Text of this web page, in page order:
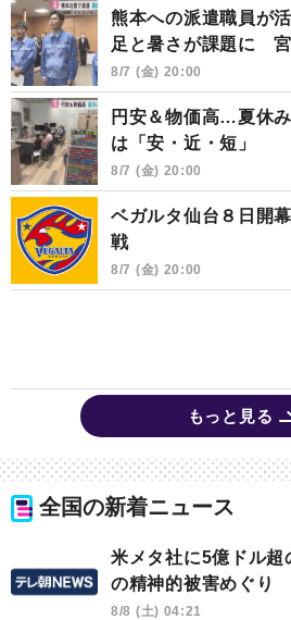
熊本への派遣職員が
足と暑さが課題に
8/7 (金) 20:00
円安＆物価高…夏休
は「安・近・短」
8/7 (金) 20:00
ベガルタ仙台８日開
戦
8/7 (金) 20:00
もっと見る
全国の新着ニュース
米メタ社に5億ドル
の精神的被害めぐり
8/8 (土) 04:21